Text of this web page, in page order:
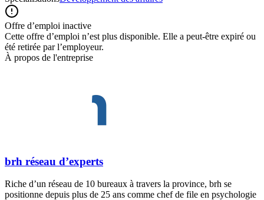
Offre d’emploi inactive
Cette offre d’emploi n’est plus disponible. Elle a peut-être expiré ou
été retirée par l’employeur.
À propos de l'entreprise
brh réseau d’experts
Riche d’un réseau de 10 bureaux à travers la province, brh se
positionne depuis plus de 25 ans comme chef de file en psychologie